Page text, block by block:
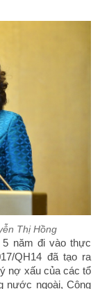
Thị Hồng
5 năm đi vào thực
QH14 đã tạo ra
nợ xấu của các tổ
nước ngoài, Công